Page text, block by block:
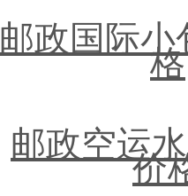
邮政国际小
格
邮政空运
价